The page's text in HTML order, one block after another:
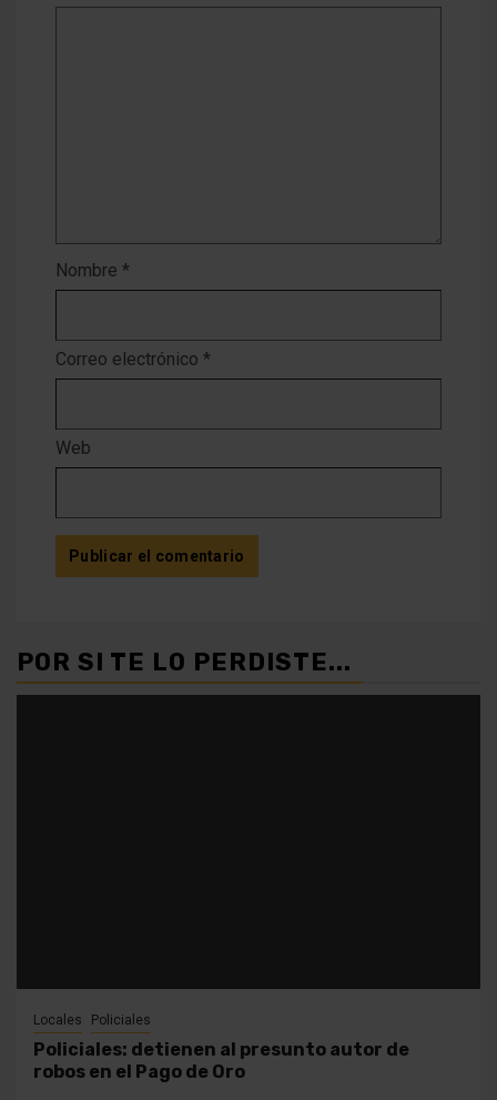
Nombre *
Correo electrónico *
Web
POR SI TE LO PERDISTE...
Locales Policiales
Policiales: detienen al presunto autor de
robos en el Pago de Oro